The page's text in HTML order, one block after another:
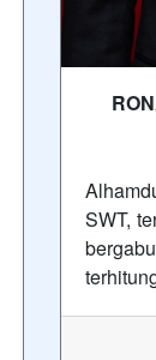
SWT,